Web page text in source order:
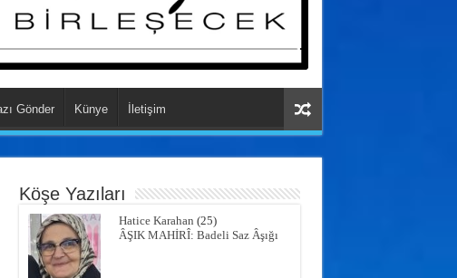
Gönder Künye İletişim
Köşe Yazıları
Hatice Karahan (25)
ÂŞIK MAHİRÎ: Badeli Saz Âşığı